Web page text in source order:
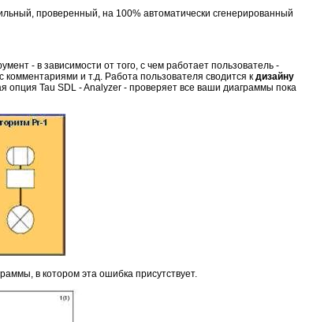
проверенный, на 100% автоматически сгенерированный
- в зависимости от того, с чем работает пользователь -
и т.д. Работа пользователя сводится к дизайну
опция Tau SDL - Analyzer - проверяет все ваши диаграммы пока
в котором эта ошибка присутствует.